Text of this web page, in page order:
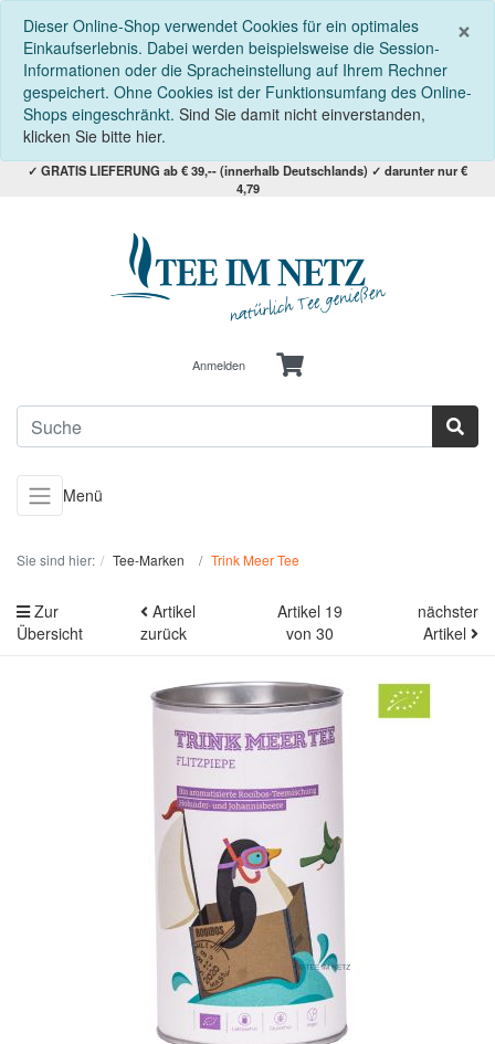
×
Dieser Online-Shop verwendet Cookies für ein optimales
Einkaufserlebnis. Dabei werden beispielsweise die Session-
Informationen oder die Spracheinstellung auf Ihrem Rechner
gespeichert. Ohne Cookies ist der Funktionsumfang des Online-
Shops eingeschränkt. Sind Sie damit nicht einverstanden,
klicken Sie bitte hier.
✓ GRATIS LIEFERUNG ab € 39,-- (innerhalb Deutschlands) ✓ darunter nur €
4,79
Anmelden
Menü
Sie sind hier: Tee-Marken Trink Meer Tee
Zur
Übersicht
Artikel
zurück
Artikel 19
von 30
nächster
Artikel